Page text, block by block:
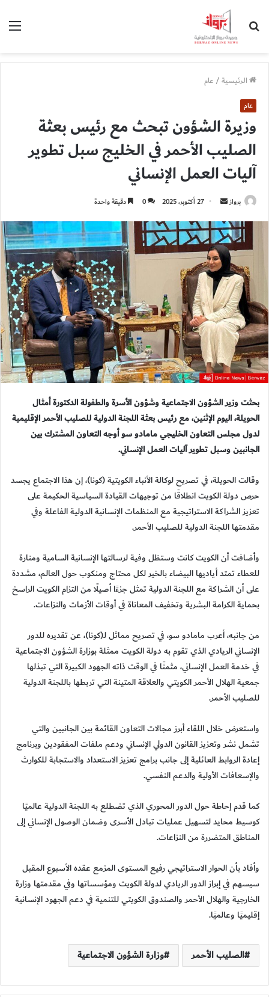
الرئيسية/عام
عام
وزيرة الشؤون تبحث مع رئيس بعثة
الصليب الأحمر في الخليج سبل تطوير
آليات العمل الإنساني
برواز
أرسل
إلكترونيا
27 أكتوبر، 2025 0 دقيقة واحدة
بحثت وزير الشؤون الاجتماعية وشؤون الأسرة والطفولة الدكتورة أمثال
الحويلة، اليوم الإثنين، مع رئيس بعثة اللجنة الدولية للصليب الأحمر الإقليمية
لدول مجلس التعاون الخليجي مامادو سو أوجه التعاون المشترك بين
الجانبين وسبل تطوير آليات العمل الإنساني.
وقالت الحويلة، في تصريح لوكالة الأنباء الكويتية (كونا)، إن هذا الاجتماع يجسد
حرص دولة الكويت انطلاقًا من توجيهات القيادة السياسية الحكيمة على
تعزيز الشراكة الاستراتيجية مع المنظمات الإنسانية الدولية الفاعلة وفي
مقدمتها اللجنة الدولية للصليب الأحمر.
وأضافت أن الكويت كانت وستظل وفية لرسالتها الإنسانية السامية ومنارة
للعطاء تمتد أياديها البيضاء بالخير لكل محتاج ومنكوب حول العالم، مشددة
على أن الشراكة مع اللجنة الدولية تمثل جزءًا أصيلًا من التزام الكويت الراسخ
بحماية الكرامة البشرية وتخفيف المعاناة في أوقات الأزمات والنزاعات.
من جانبه، أعرب مامادو سو، في تصريح مماثل لـ(كونا)، عن تقديره للدور
الإنساني الريادي الذي تقوم به دولة الكويت ممثلة بوزارة الشؤون الاجتماعية
في خدمة العمل الإنساني، مثمنًا في الوقت ذاته الجهود الكبيرة التي تبذلها
جمعية الهلال الأحمر الكويتي والعلاقة المتينة التي تربطها باللجنة الدولية
للصليب الأحمر.
واستعرض خلال اللقاء أبرز مجالات التعاون القائمة بين الجانبين والتي
تشمل نشر وتعزيز القانون الدولي الإنساني ودعم ملفات المفقودين وبرنامج
إعادة الروابط العائلية إلى جانب برامج تعزيز الاستعداد والاستجابة للكوارث
والإسعافات الأولية والدعم النفسي.
كما قدم إحاطة حول الدور المحوري الذي تضطلع به اللجنة الدولية عالميًا
كوسيط محايد لتسهيل عمليات تبادل الأسرى وضمان الوصول الإنساني إلى
المناطق المتضررة من النزاعات.
وأفاد بأن الحوار الاستراتيجي رفيع المستوى المزمع عقده الأسبوع المقبل
سيسهم في إبراز الدور الريادي لدولة الكويت ومؤسساتها وفي مقدمتها وزارة
الخارجية والهلال الأحمر والصندوق الكويتي للتنمية في دعم الجهود الإنسانية
إقليميًا وعالميًا.
الصليب الأحمر وزارة الشؤون الاجتماعية